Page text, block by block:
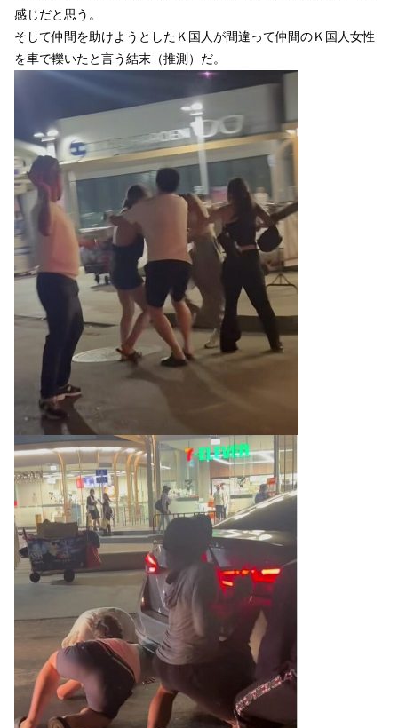
感じだと思う。
そして仲間を助けようとしたＫ国人が間違って仲間のＫ国人女性
を車で轢いたと言う結末（推測）だ。